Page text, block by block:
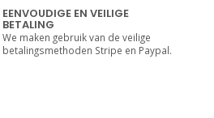
EENVOUDIGE EN VEILIGE
BETALING
We maken gebruik van de veilige
betalingsmethoden Stripe en Paypal.